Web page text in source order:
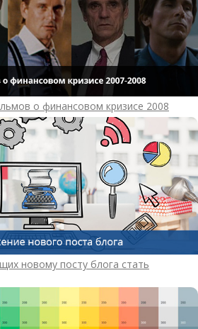
о финансовом кризисе 2008
новому посту блога стать